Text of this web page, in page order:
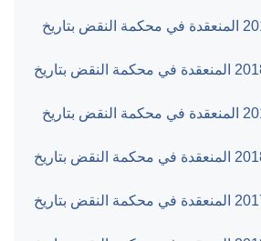
القضية رقم ‎624‏/‎2019‏ المنعقدة في محكمة النقض بتاريخ
القضية رقم ‎1590‏/‎2018‏ المنعقدة في محكمة النقض بتاريخ
القضية رقم ‎564‏/‎2019‏ المنعقدة في محكمة النقض بتاريخ
القضية رقم ‎1945‏/‎2018‏ المنعقدة في محكمة النقض بتاريخ
القضية رقم ‎1613‏/‎2017‏ المنعقدة في محكمة النقض بتاريخ